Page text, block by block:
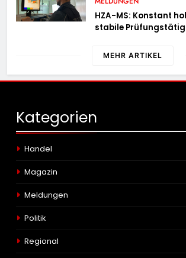
HZA-MS: Konstant
stabile
Hauptzollamt
MEHR ARTIKEL
Kategorien
Handel
Magazin
Meldungen
Politik
Regional